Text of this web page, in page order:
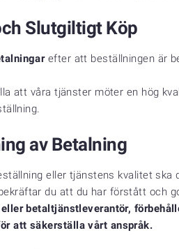
Slutgiltigt Köp
efter att beställningen är
att våra tjänster möter en hög
av Betalning
eller tjänstens kvalitet
du att du har förstått och
betaltjänstleverantör,
att säkerställa vårt anspråk.